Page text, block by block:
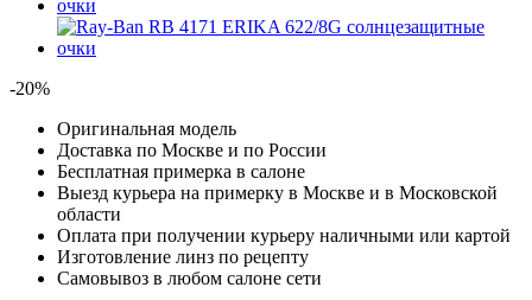
-20%
Оригинальная модель
Доставка по Москве и по России
Бесплатная примерка в салоне
Выезд курьера на примерку в Москве и в Московской
области
Оплата при получении курьеру наличными или картой
Изготовление линз по рецепту
Самовывоз в любом салоне сети